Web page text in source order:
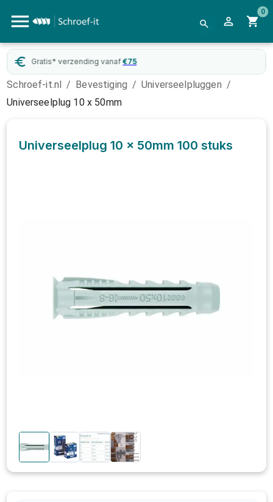
0
Gratis* verzending vanaf €75
Schroef-it.nl / Bevestiging / Universeelpluggen /
Universeelplug 10 x 50mm
Universeelplug 10 x 50mm 100 stuks